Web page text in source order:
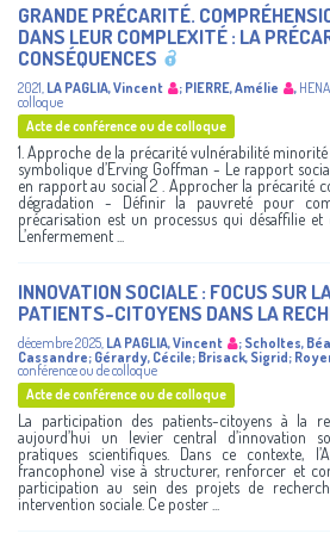
GRANDE PRÉCARITÉ.
DANS LEUR COMPLEXITÉ : LA
CONSÉQUENCES
2021 LA PAGLIA, Vincent ; PIERRE, Amélie ,
colloque
Acte de conférence ou de colloque
1. Approche de la précarité vulnérabilité
symbolique d’Erving Goffman - Le rapport
en rapport au social 2 . Approcher la précarité
dégradation - Définir la pauvreté pour
précarisation est un processus qui désaffilie
L’enfermement ...
INNOVATION SOCIALE : FOCUS SUR
PATIENTS-CITOYENS DANS LA
décembre 2025, LA PAGLIA, Vincent ; Scholtes,
Cassandre; Gérardy, Cécile; Brisack, Sigrid;
conférence ou de colloque
Acte de conférence ou de colloque
La participation des patients-citoyens à la
aujourd’hui un levier central d’innovation
pratiques scientifiques. Dans ce contexte,
francophone) vise à structurer, renforcer et
participation au sein des projets de
intervention sociale. Ce poster ...